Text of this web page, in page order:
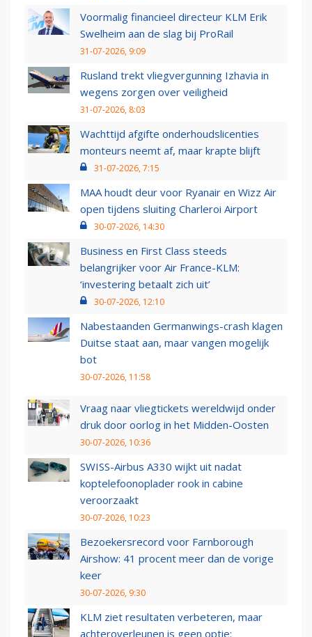
Voormalig financieel directeur KLM Erik
Swelheim aan de slag bij ProRail
31-07-2026, 9:09
Rusland trekt vliegvergunning Izhavia in
wegens zorgen over veiligheid
31-07-2026, 8:03
Wachttijd afgifte onderhoudslicenties
monteurs neemt af, maar krapte blijft
31-07-2026, 7:15
MAA houdt deur voor Ryanair en Wizz Air
open tijdens sluiting Charleroi Airport
30-07-2026, 14:30
Business en First Class steeds
belangrijker voor Air France-KLM:
‘investering betaalt zich uit’
30-07-2026, 12:10
Nabestaanden Germanwings-crash klagen
Duitse staat aan, maar vangen mogelijk
bot
30-07-2026, 11:58
Vraag naar vliegtickets wereldwijd onder
druk door oorlog in het Midden-Oosten
30-07-2026, 10:36
SWISS-Airbus A330 wijkt uit nadat
koptelefoonoplader rook in cabine
veroorzaakt
30-07-2026, 10:23
Bezoekersrecord voor Farnborough
Airshow: 41 procent meer dan de vorige
keer
30-07-2026, 9:30
KLM ziet resultaten verbeteren, maar
achteroverleunen is geen optie: